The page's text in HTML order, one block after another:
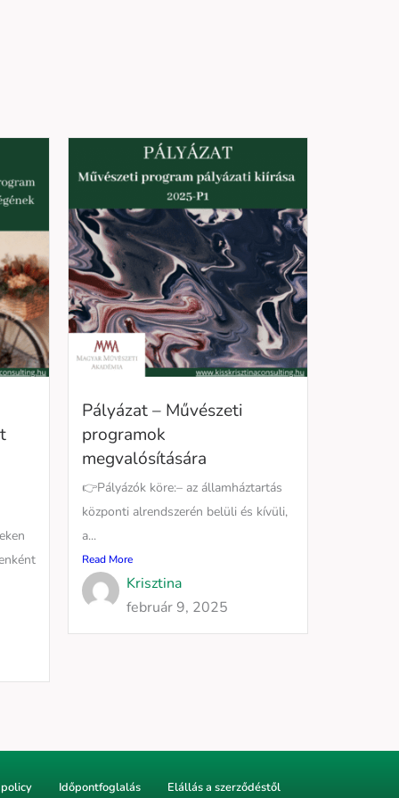
Pályázat – Művészeti
programok
megvalósítására
👉Pályázók köre:– az államháztartás
központi alrendszerén belüli és kívüli,
a...
Read More
Krisztina
február 9, 2025
Időpontfoglalás Elállás a szerződéstől